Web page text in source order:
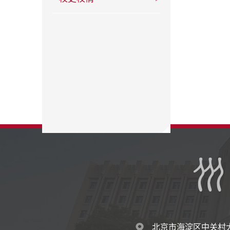
北京市海淀区中关村